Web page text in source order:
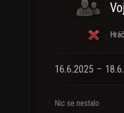
Hráč
16.6.2025 –
Nic se nestalo